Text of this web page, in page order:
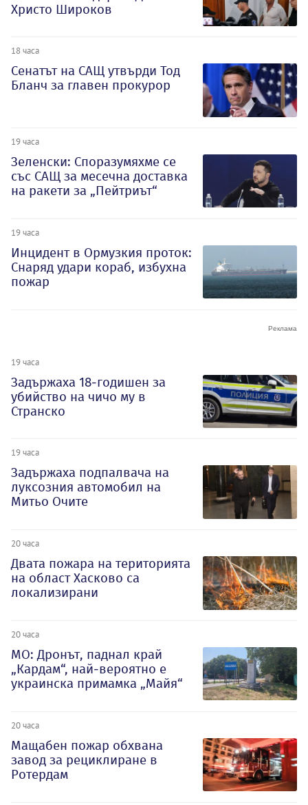
Христо Широков
18 часа
Сенатът на САЩ утвърди Тод
Бланч за главен прокурор
19 часа
Зеленски: Споразумяхме се
със САЩ за месечна доставка
на ракети за „Пейтриът“
19 часа
Инцидент в Ормузкия проток:
Снаряд удари кораб, избухна
пожар
19 часа
Задържаха 18-годишен за
убийство на чичо му в
Странско
19 часа
Задържаха подпалвача на
луксозния автомобил на
Митьо Очите
20 часа
Двата пожара на територията
на област Хасково са
локализирани
20 часа
МО: Дронът, паднал край
„Кардам“, най-вероятно е
украинска примамка „Майя“
20 часа
Мащабен пожар обхвана
завод за рециклиране в
Ротердам